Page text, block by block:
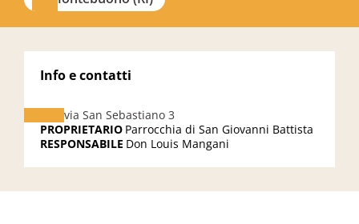
Info e contatti
via San Sebastiano 3
PROPRIETARIO Parrocchia di San Giovanni Battista
RESPONSABILE Don Louis Mangani